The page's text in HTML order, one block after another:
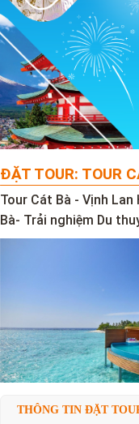
ĐẶT TOUR: TOUR
Tour Cát Bà - Vịnh
Bà- Trải nghiệm Du
THÔNG TIN ĐẶT